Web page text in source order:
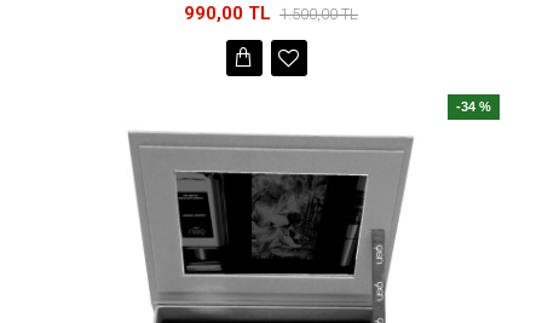
990,00 TL 1.500,00 TL
-34 %